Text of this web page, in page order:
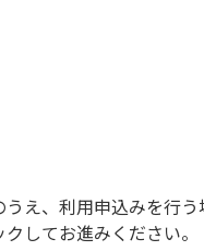
え、利用申込みを行
してお進みください。